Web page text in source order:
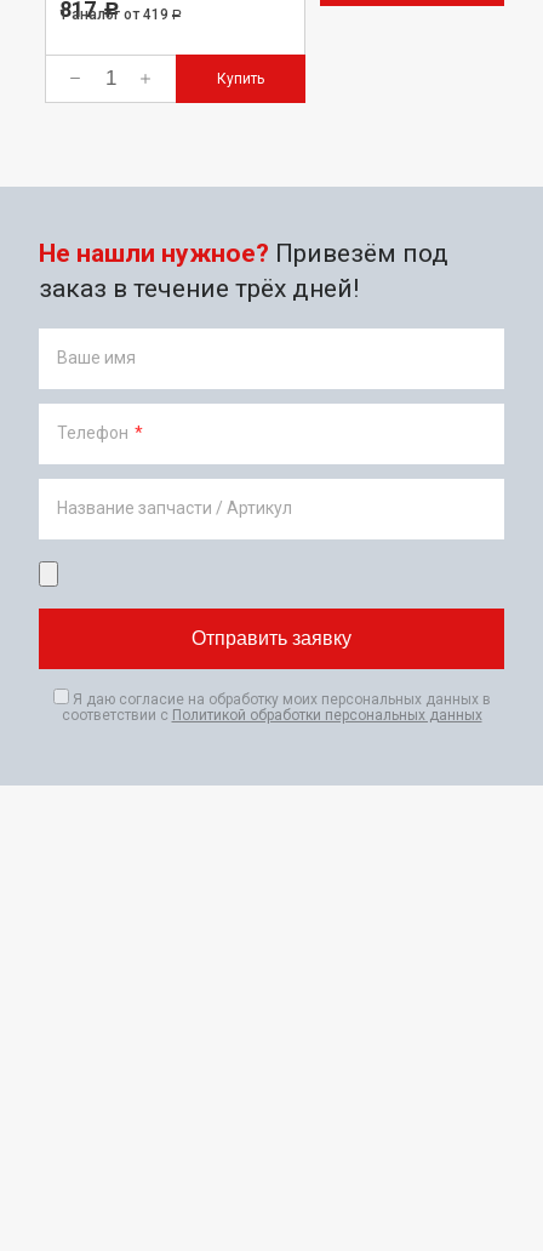
817 Р
1 аналог от 419 Р
Купить
Не нашли нужное? Привезём под
заказ в течение трёх дней!
Ваше имя
Телефон *
Название запчасти / Артикул
Я даю согласие на обработку моих персональных данных в
соответствии с Политикой обработки персональных данных